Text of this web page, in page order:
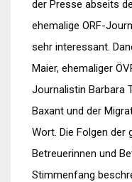
der Presse abseits
ehemalige ORF-
sehr interessant.
Maier, ehemaliger
Journalistin Barbara
Baxant und der
Wort. Die Folgen der
Betreuerinnen und
Stimmenfang